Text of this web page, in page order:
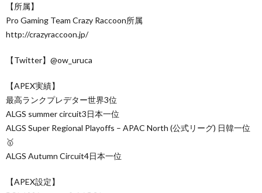
【所属】
Pro Gaming Team Crazy Raccoon所属
http://crazyraccoon.jp/
【Twitter】@ow_uruca
【APEX実績】
最高ランクプレデター世界3位
ALGS summer circuit3日本一位
ALGS Super Regional Playoffs – APAC North (公式リーグ) 日韓一位
🥇
ALGS Autumn Circuit4日本一位
【APEX設定】